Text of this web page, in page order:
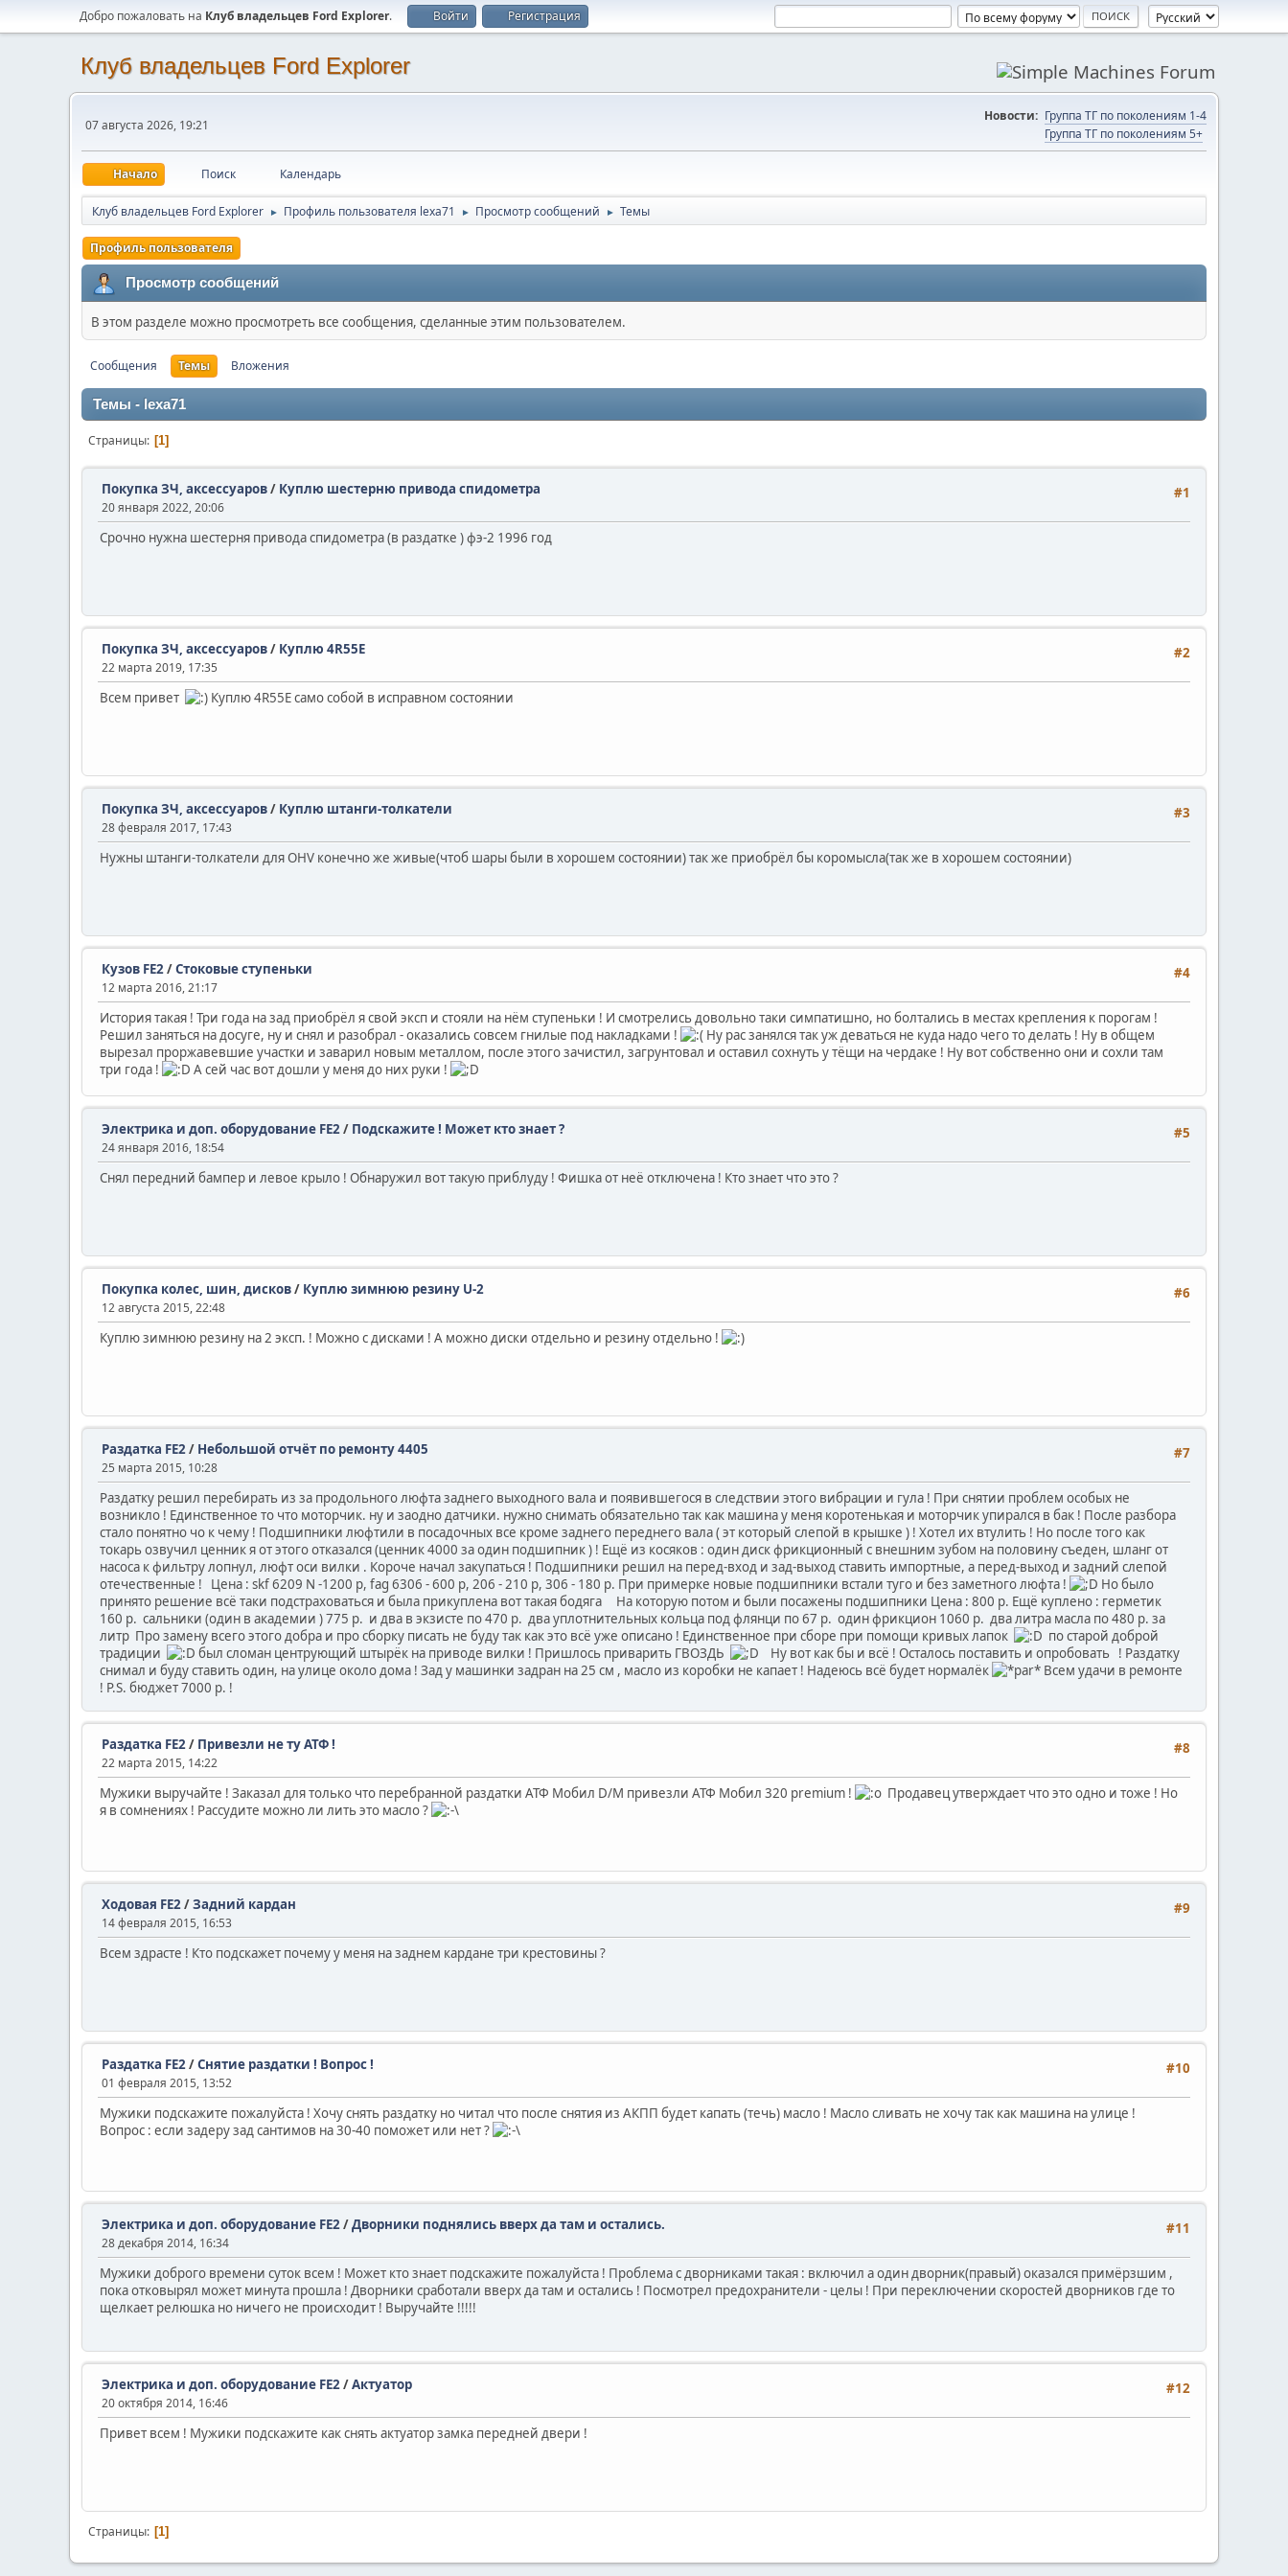
Добро пожаловать на Клуб владельцев Ford Explorer. Войти Регистрация
Клуб владельцев Ford Explorer
07 августа 2026, 19:21
Новости: Группа ТГ по поколениям 1-4
Группа ТГ по поколениям 5+
Начало Поиск Календарь
Клуб владельцев Ford Explorer ► Профиль пользователя lexa71 ► Просмотр сообщений ► Темы
Профиль пользователя
Просмотр сообщений
В этом разделе можно просмотреть все сообщения, сделанные этим пользователем.
Сообщения Темы Вложения
Темы - lexa71
Страницы 1
#1
Покупка ЗЧ, аксессуаров/ Куплю шестерню привода спидометра
20 января 2022, 20:06
Срочно нужна шестерня привода спидометра (в раздатке ) фэ-2 1996 год
#2
Покупка ЗЧ, аксессуаров/ Куплю 4R55E
22 марта 2019, 17:35
Всем привет Куплю 4R55E само собой в исправном состоянии
#3
Покупка ЗЧ, аксессуаров/ Куплю штанги-толкатели
28 февраля 2017, 17:43
Нужны штанги-толкатели для OHV конечно же живые(чтоб шары были в хорошем состоянии) так же приобрёл бы коромысла(так же в хорошем состоянии)
#4
Кузов FE2/Стоковые ступеньки
12 марта 2016, 21:17
История такая ! Три года на зад приобрёл я свой эксп и стояли на нём ступеньки ! И смотрелись довольно таки симпатишно, но болтались в местах крепления к порогам !
Решил заняться на досуге, ну и снял и разобрал - оказались совсем гнилые под накладками !
Ну рас занялся так уж деваться не куда надо чего то делать ! Ну в общем
вырезал проржавевшие участки и заварил новым металлом, после этого зачистил, загрунтовал и оставил сохнуть у тёщи на чердаке ! Ну вот собственно они и сохли там
три года !
А сей час вот дошли у меня до них руки !
#5
Электрика и доп. оборудование FE2/ Подскажите ! Может кто знает ?
24 января 2016, 18:54
Снял передний бампер и левое крыло ! Обнаружил вот такую приблуду ! Фишка от неё отключена ! Кто знает что это ?
#6
Покупка колес, шин, дисков/ Куплю зимнюю резину U-2
12 августа 2015, 22:48
Куплю зимнюю резину на 2 эксп. ! Можно с дисками ! А можно диски отдельно и резину отдельно !
#7
Раздатка FE2/ Небольшой отчёт по ремонту 4405
25 марта 2015, 10:28
Раздатку решил перебирать из за продольного люфта заднего выходного вала и появившегося в следствии этого вибрации и гула ! При снятии проблем особых не
возникло ! Единственное то что моторчик. ну и заодно датчики. нужно снимать обязательно так как машина у меня коротенькая и моторчик упирался в бак ! После разбора
стало понятно чо к чему ! Подшипники люфтили в посадочных все кроме заднего переднего вала ( эт который слепой в крышке ) ! Хотел их втулить ! Но после того как
токарь озвучил ценник я от этого отказался (ценник 4000 за один подшипник ) ! Ещё из косяков : один диск фрикционный с внешним зубом на половину съеден, шланг от
насоса к фильтру лопнул, люфт оси вилки . Короче начал закупаться ! Подшипники решил на перед-вход и зад-выход ставить импортные, а перед-выход и задний слепой
отечественные !
Цена : skf 6209 N -1200 р, fag 6306 - 600 р, 206 - 210 р, 306 - 180 р. При примерке новые подшипники встали туго и без заметного люфта !
Но было
принято решение всё таки подстраховаться и была прикуплена вот такая бодяга
На которую потом и были посажены подшипники Цена : 800 р. Ещё куплено : герметик
160 р. сальники (один в академии ) 775 р. и два в экзисте по 470 р. два уплотнительных кольца под флянци по 67 р. один фрикцион 1060 р. два литра масла по 480 р. за
литр Про замену всего этого добра и про сборку писать не буду так как это всё уже описано ! Единственное при сборе при помощи кривых лапок
по старой доброй
традиции
был сломан центрующий штырёк на приводе вилки ! Пришлось приварить ГВОЗДЬ Ну вот как бы и всё ! Осталось поставить и опробовать ! Раздатку
снимал и буду ставить один, на улице около дома ! Зад у машинки задран на 25 см , масло из коробки не капает ! Надеюсь всё будет нормалёк
Всем удачи в ремонте
! P.S. бюджет 7000 р. !
#8
Раздатка FE2/ Привезли не ту АТФ !
22 марта 2015, 14:22
Мужики выручайте ! Заказал для только что перебранной раздатки АТФ Мобил D/M привезли АТФ Мобил 320 premium !
Продавец утверждает что это одно и тоже ! Но
я в сомнениях ! Рассудите можно ли лить это масло ?
#9
Ходовая FE2/Задний кардан
14 февраля 2015, 16:53
Всем здрасте ! Кто подскажет почему у меня на заднем кардане три крестовины ?
#10
Раздатка FE2/Снятие раздатки ! Вопрос !
01 февраля 2015, 13:52
Мужики подскажите пожалуйста ! Хочу снять раздатку но читал что после снятия из АКПП будет капать (течь) масло ! Масло сливать не хочу так как машина на улице !
Вопрос : если задеру зад сантимов на 30-40 поможет или нет ?
#11
Электрика и доп. оборудование FE2/Дворники поднялись вверх да там и остались.
28 декабря 2014, 16:34
Мужики доброго времени суток всем ! Может кто знает подскажите пожалуйста ! Проблема с дворниками такая : включил а один дворник(правый) оказался примёрзшим ,
пока отковырял может минута прошла ! Дворники сработали вверх да там и остались ! Посмотрел предохранители - целы ! При переключении скоростей дворников где то
щелкает релюшка но ничего не происходит ! Выручайте !!!!!
#12
Электрика и доп. оборудование FE2/Актуатор
20 октября 2014, 16:46
Привет всем ! Мужики подскажите как снять актуатор замка передней двери !
Страницы 1